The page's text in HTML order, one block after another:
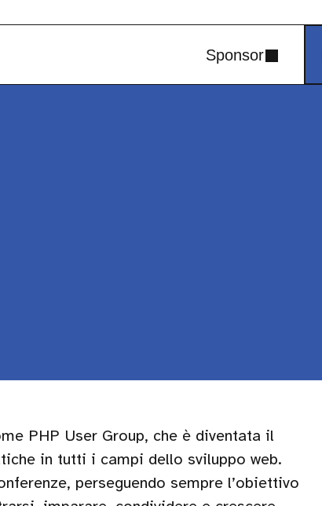
Sponsor
PHP User Group, che è diventata il
in tutti i campi dello sviluppo web.
perseguendo sempre l’obiettivo